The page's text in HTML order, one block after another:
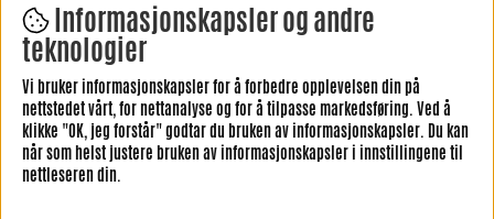
LEGG IGJEN DIN ANMELDELSE HER
Informasjonskapsler og andre
teknologier
Vi bruker informasjonskapsler for å forbedre opplevelsen din på
nettstedet vårt, for nettanalyse og for å tilpasse markedsføring. Ved å
klikke "OK, jeg forstår" godtar du bruken av informasjonskapsler. Du kan
når som helst justere bruken av informasjonskapsler i innstillingene til
nettleseren din.